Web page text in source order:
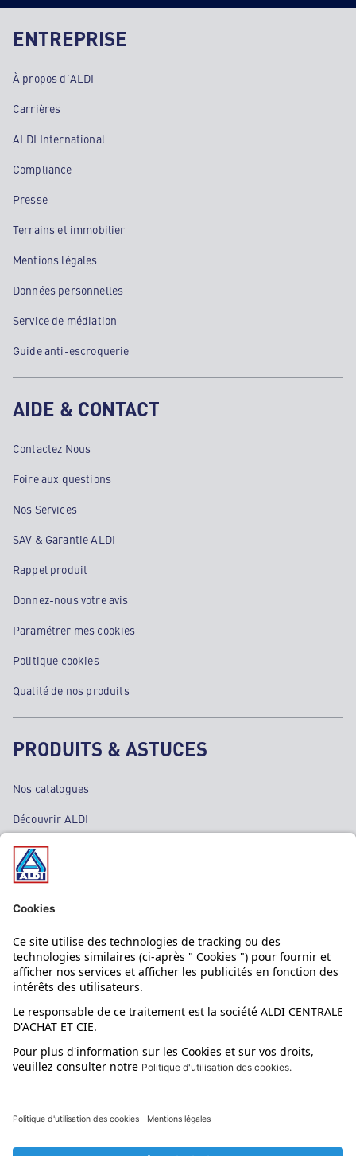
ENTREPRISE
À propos d'ALDI
Carrières
ALDI International
Compliance
Presse
Terrains et immobilier
Mentions légales
Données personnelles
Service de médiation
Guide anti-escroquerie
AIDE & CONTACT
Contactez Nous
Foire aux questions
Nos Services
SAV & Garantie ALDI
Rappel produit
Donnez-nous votre avis
Paramétrer mes cookies
Politique cookies
Qualité de nos produits
PRODUITS & ASTUCES
Nos catalogues
Découvrir ALDI
Nos bons plans
Nos rayons
Nos marques
Nos astuces
Évènements
L'application mobile